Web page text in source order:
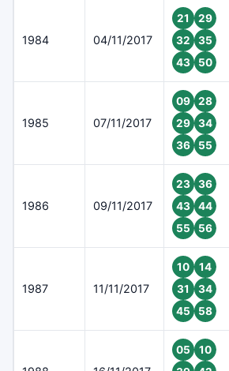
1984 04/11/2017
21
29
32
35
43
50
1985 07/11/2017
09
28
29
34
36
55
1986 09/11/2017
23
36
43
44
55
56
1987 11/11/2017
10
14
31
34
45
58
05
10